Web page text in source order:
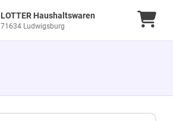
LOTTER Haushaltswaren
71634 Ludwigsburg